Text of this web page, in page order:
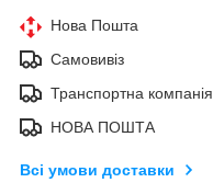
Нова Пошта
Самовивіз
Транспортна компанія
НОВА ПОШТА
Всі умови доставки